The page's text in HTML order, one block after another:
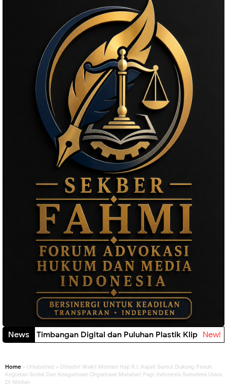
NewsSita Timbangan Digital dan Puluhan Plastik Klip New!
Home » Unlabelled » Dihadiri Wakil Menteri Haji R.I, Kajati Sumut Dukung Penuh
Kegiatan Sosial Dan Keagamaan Organisasi Matahari Pagi Indonesia Sumatera Utara
Di Medan